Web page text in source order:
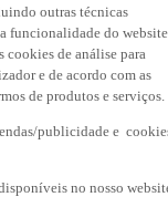
outras técnicas
funcionalidade do
cookies de análise para
e de acordo com as
de produtos e serviços.
publicidade e
no nosso